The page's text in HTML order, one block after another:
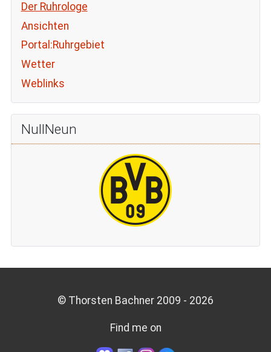
Der Ruhrologe
Ansichten
Portal:Ruhrgebiet
Wetter
Weblinks
NullNeun
© Thorsten Bachner 2009 - 2026
Find me on